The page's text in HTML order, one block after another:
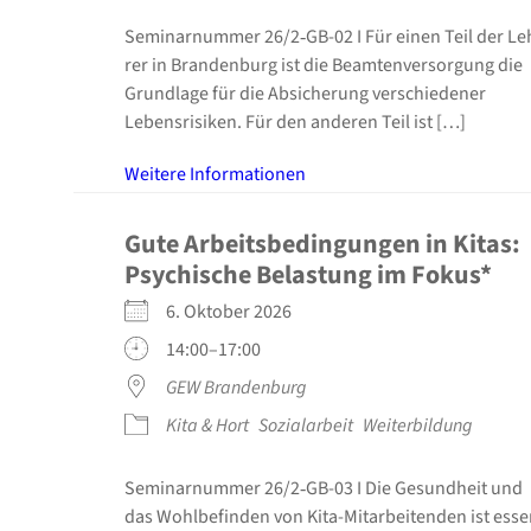
Semi­nar­num­mer 26/2‑GB-02 I Für einen Teil der
rer in Bran­den­burg ist die Beam­ten­ver­sor­gung die
Grund­la­ge für die Absi­che­rung ver­schie­de­ner
Lebens­ri­si­ken. Für den ande­ren Teil ist […]
Wei­te­re Infor­ma­tio­nen
Gute Arbeits­be­din­gun­gen in Kitas:
Psy­chi­sche Belas­tung im Fokus*
6. Okto­ber 2026
14:00–17:00
GEW Bran­den­burg
Kita & Hort Sozi­al­ar­beit Wei­ter­bil­dung
Semi­nar­num­mer 26/2‑GB-03 I Die Gesund­heit und
das Wohl­be­fin­den von Kita-Mitarbeitenden ist